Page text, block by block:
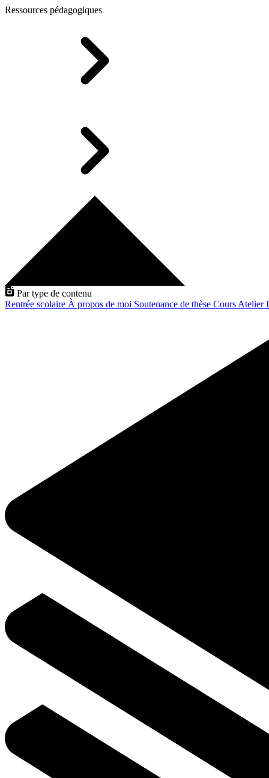
Ressources pédagogiques
Par type de contenu
Rentrée scolaire À propos de moi Soutenance de thèse Cours Atelier